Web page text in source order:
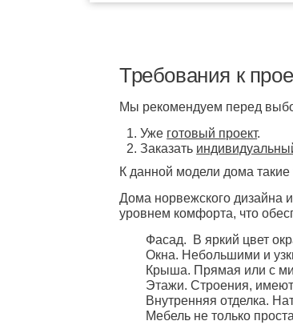
Требования к
Мы рекомендуем перед
Уже готовый проект.
Заказать
К данной модели дома
Дома норвежского
уровнем комфорта, что
Фасад. В яркий цвет
Окна. Небольшими и
Крыша. Прямая или с
Этажи. Строения,
Внутренняя отделка.
Мебель не только